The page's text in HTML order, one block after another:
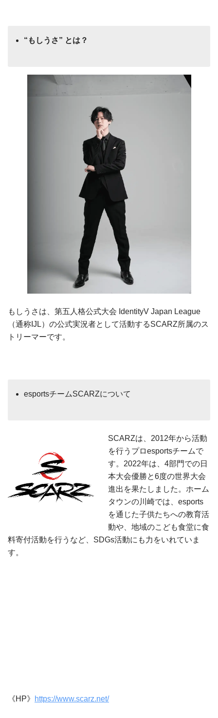
“もしうさ” とは？
もしうさは、第五人格公式大会 IdentityV Japan League
（通称IJL）の公式実況者として活動するSCARZ所属のス
トリーマーです。
esportsチームSCARZについて
SCARZは、2012年から活動
を行うプロesportsチームで
す。2022年は、4部門での日
本大会優勝と6度の世界大会
進出を果たしました。ホーム
タウンの川崎では、esports
を通じた子供たちへの教育活
動や、地域のこども食堂に食
料寄付活動を行うなど、SDGs活動にも力をいれていま
す。
《HP》 https://www.scarz.net/